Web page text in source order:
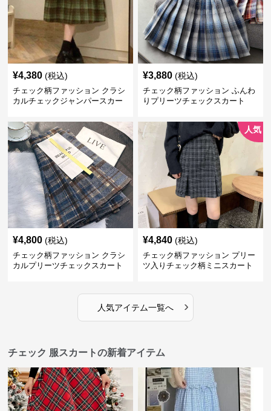
¥4,380 (税込)
チェック柄ファッション クラシ
カルチェックジャンパースカー
¥3,880 (税込)
チェック柄ファッション ふんわ
りプリーツチェックスカート
¥4,800 (税込)
チェック柄ファッション クラシ
カルプリーツチェックスカート
人気
¥4,840 (税込)
チェック柄ファッション プリー
ツ入りチェック柄ミニスカート
人気アイテム一覧へ ›
チェック 服スカートの新着アイテム